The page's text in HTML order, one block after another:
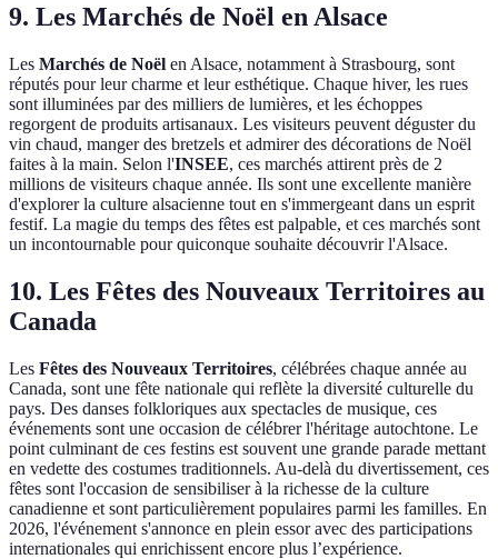
9. Les Marchés de Noël en Alsace
Les Marchés de Noël en Alsace, notamment à Strasbourg, sont
réputés pour leur charme et leur esthétique. Chaque hiver, les rues
sont illuminées par des milliers de lumières, et les échoppes
regorgent de produits artisanaux. Les visiteurs peuvent déguster du
vin chaud, manger des bretzels et admirer des décorations de Noël
faites à la main. Selon l'INSEE, ces marchés attirent près de 2
millions de visiteurs chaque année. Ils sont une excellente manière
d'explorer la culture alsacienne tout en s'immergeant dans un esprit
festif. La magie du temps des fêtes est palpable, et ces marchés sont
un incontournable pour quiconque souhaite découvrir l'Alsace.
10. Les Fêtes des Nouveaux Territoires au
Canada
Les Fêtes des Nouveaux Territoires, célébrées chaque année au
Canada, sont une fête nationale qui reflète la diversité culturelle du
pays. Des danses folkloriques aux spectacles de musique, ces
événements sont une occasion de célébrer l'héritage autochtone. Le
point culminant de ces festins est souvent une grande parade mettant
en vedette des costumes traditionnels. Au-delà du divertissement, ces
fêtes sont l'occasion de sensibiliser à la richesse de la culture
canadienne et sont particulièrement populaires parmi les familles. En
2026, l'événement s'annonce en plein essor avec des participations
internationales qui enrichissent encore plus l’expérience.